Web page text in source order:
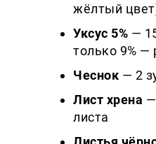
жёлтый
Уксус 5% —
только 9% —
Чеснок — 2
Лист хрена
листа